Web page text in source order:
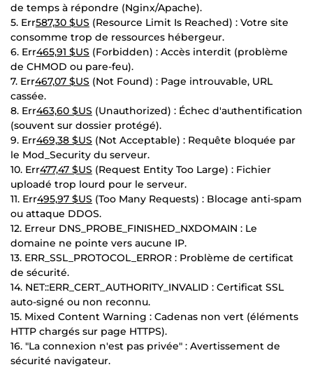
de temps à répondre (Nginx/Apache).
5. Err587,30 $US (Resource Limit Is Reached) : Votre site
consomme trop de ressources hébergeur.
6. Err465,91 $US (Forbidden) : Accès interdit (problème
de CHMOD ou pare-feu).
7. Err467,07 $US (Not Found) : Page introuvable, URL
cassée.
8. Err463,60 $US (Unauthorized) : Échec d'authentification
(souvent sur dossier protégé).
9. Err469,38 $US (Not Acceptable) : Requête bloquée par
le Mod_Security du serveur.
10. Err477,47 $US (Request Entity Too Large) : Fichier
uploadé trop lourd pour le serveur.
11. Err495,97 $US (Too Many Requests) : Blocage anti-spam
ou attaque DDOS.
12. Erreur DNS_PROBE_FINISHED_NXDOMAIN : Le
domaine ne pointe vers aucune IP.
13. ERR_SSL_PROTOCOL_ERROR : Problème de certificat
de sécurité.
14. NET::ERR_CERT_AUTHORITY_INVALID : Certificat SSL
auto-signé ou non reconnu.
15. Mixed Content Warning : Cadenas non vert (éléments
HTTP chargés sur page HTTPS).
16. "La connexion n'est pas privée" : Avertissement de
sécurité navigateur.